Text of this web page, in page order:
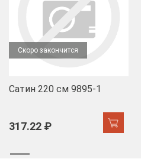
Скоро закончится
Сатин 220 см 9895-1
317.22 ₽